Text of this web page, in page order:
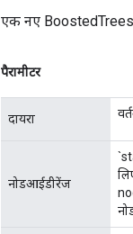
एक नए
पैरामीटर
दायरा
नोडआईडीरेंज